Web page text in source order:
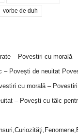
vorbe de duh
– Povestiri cu morală –
– Povești de neuitat
cu morală –
– Povești cu tâlc